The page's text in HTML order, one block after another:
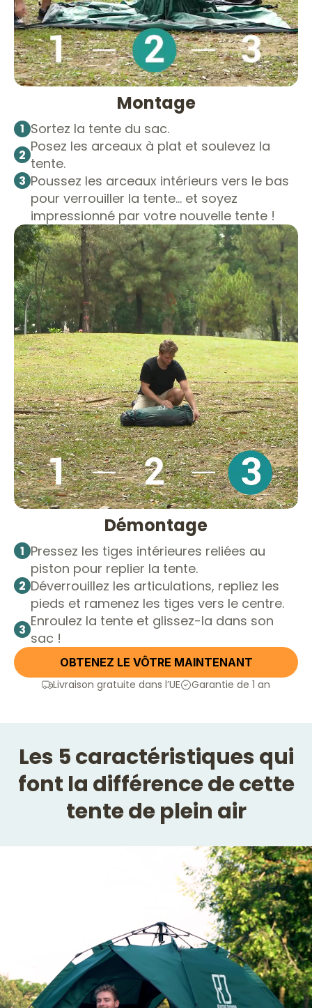
Montage
1 Sortez la tente du sac.
2 Posez les arceaux à plat et soulevez la
tente.
3 Poussez les arceaux intérieurs vers le bas
pour verrouiller la tente… et soyez
impressionné par votre nouvelle tente !
Démontage
1 Pressez les tiges intérieures reliées au
piston pour replier la tente.
2 Déverrouillez les articulations, repliez les
pieds et ramenez les tiges vers le centre.
3 Enroulez la tente et glissez-la dans son
sac !
OBTENEZ LE VÔTRE MAINTENANT
Livraison gratuite dans l’UE
Garantie de 1 an
Les 5 caractéristiques qui
font la différence de cette
tente de plein air